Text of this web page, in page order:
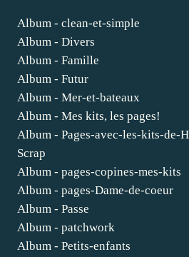
Album - clean-et-simple
Album - Divers
Album - Famille
Album - Futur
Album - Mer-et-bateaux
Album - Mes kits, les pages!
Album - Pages-avec-les-kits-de-
Scrap
Album - pages-copines-mes-kits
Album - pages-Dame-de-coeur
Album - Passe
Album - patchwork
Album - Petits-enfants